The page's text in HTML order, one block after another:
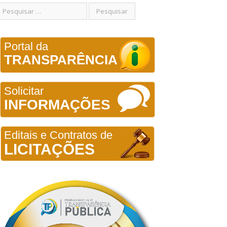
Portal da
TRANSPARÊNCIA
Solicitar
INFORMAÇÕES
Editais e Contratos de
LICITAÇÕES